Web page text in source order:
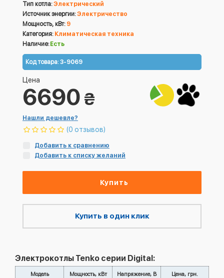
Тип котла:Электрический
Источник энергии:Электричество
Мощность, кВт: 9
Категория: Климатическая техника
Наличие: Есть
Код товара:3-9069
Цена
6690 ₴
Нашли дешевле?
(0 отзывов)
Добавить к сравнению
Добавить к списку желаний
Купить
Купить в один клик
Электрокотлы Tenko серии Digital:
Модель Мощность, кВт Напряжение, В Цена, грн.